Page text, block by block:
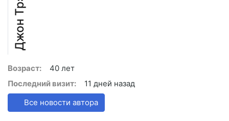
Возраст:
40 лет
Последний визит:
11 дней назад
Все новости автора